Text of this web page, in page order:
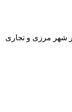
شهر مرزی و تجاری